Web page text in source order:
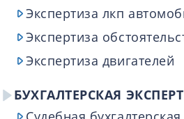
Экспертиза лкп
Экспертиза
Экспертиза двигателей
БУХГАЛТЕРСКАЯ